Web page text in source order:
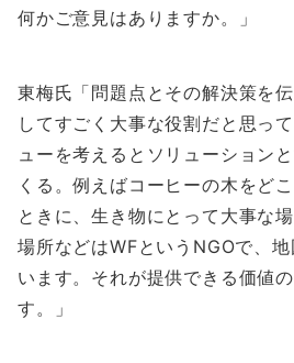
何かご意見はありますか。」
東梅氏「問題点とその解決策を
してすごく大事な役割だと思っ
ューを考えるとソリューション
くる。例えばコーヒーの木をど
ときに、生き物にとって大事な
場所などはWFというNGOで、
います。それが提供できる価値
す。」